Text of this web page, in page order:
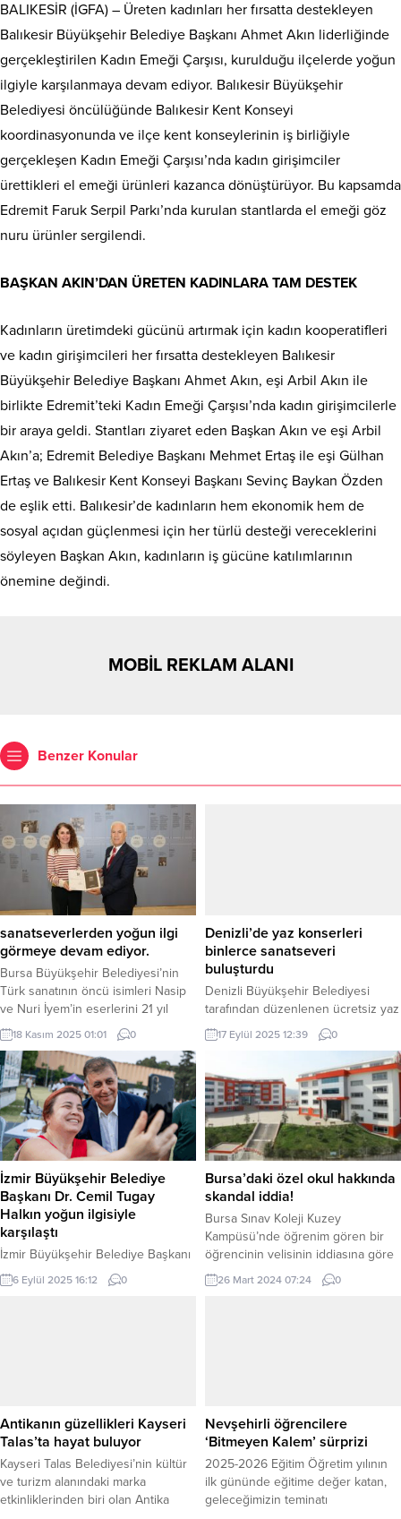
BALIKESİR (İGFA) – Üreten kadınları her fırsatta destekleyen
Balıkesir Büyükşehir Belediye Başkanı Ahmet Akın liderliğinde
gerçekleştirilen Kadın Emeği Çarşısı, kurulduğu ilçelerde yoğun
ilgiyle karşılanmaya devam ediyor. Balıkesir Büyükşehir
Belediyesi öncülüğünde Balıkesir Kent Konseyi
koordinasyonunda ve ilçe kent konseylerinin iş birliğiyle
gerçekleşen Kadın Emeği Çarşısı’nda kadın girişimciler
ürettikleri el emeği ürünleri kazanca dönüştürüyor. Bu kapsamda
Edremit Faruk Serpil Parkı’nda kurulan stantlarda el emeği göz
nuru ürünler sergilendi.
BAŞKAN AKIN’DAN ÜRETEN KADINLARA TAM DESTEK
Kadınların üretimdeki gücünü artırmak için kadın kooperatifleri
ve kadın girişimcileri her fırsatta destekleyen Balıkesir
Büyükşehir Belediye Başkanı Ahmet Akın, eşi Arbil Akın ile
birlikte Edremit’teki Kadın Emeği Çarşısı’nda kadın girişimcilerle
bir araya geldi. Stantları ziyaret eden Başkan Akın ve eşi Arbil
Akın’a; Edremit Belediye Başkanı Mehmet Ertaş ile eşi Gülhan
Ertaş ve Balıkesir Kent Konseyi Başkanı Sevinç Baykan Özden
de eşlik etti. Balıkesir’de kadınların hem ekonomik hem de
sosyal açıdan güçlenmesi için her türlü desteği vereceklerini
söyleyen Başkan Akın, kadınların iş gücüne katılımlarının
önemine değindi.
MOBİL REKLAM ALANI
Benzer Konular
sanatseverlerden yoğun ilgi
görmeye devam ediyor.
Bursa Büyükşehir Belediyesi’nin
Türk sanatının öncü isimleri Nasip
ve Nuri İyem’in eserlerini 21 yıl
sonra bir araya getirerek hazırladığı
‘Gözlerimin Önündesin’ sergisi,
sanatseverlerden yoğun ilgi
görmeye devam ediyor. Bursa
Büyükşehir Belediyesi, Tayyare
Kültür Merkezi’ndeki ‘Gözlerimin
Önündesin’ sergisiyle Nasip
İyem’in seramik ve pişmiş toprak
eserlerini, Nuri İyem’in resimlerini
ve çiftin yaşamlarına...
18 Kasım 2025 01:01 0
Denizli’de yaz konserleri
binlerce sanatseveri
buluşturdu
Denizli Büyükşehir Belediyesi
tarafından düzenlenen ücretsiz yaz
konserleri, merkez ve ilçelerde
sanatseverlere unutulmaz bir yaz
yaşattı. DENİZLİ (İGFA) – Denizli
Büyükşehir Belediyesi’nin
düzenlediği yaz konserleri, bu yıl
kenti adeta bir açık hava festivaline
dönüştürdü. Denizli merkez ve
ilçelerinde düzenlenen konserler,
farklı müzik türlerinden eserlerle
binlerce kişiyi bir araya getirdi.
Adalet...
17 Eylül 2025 12:39 0
İzmir Büyükşehir Belediye
Başkanı Dr. Cemil Tugay
Halkın yoğun ilgisiyle
karşılaştı
İzmir Büyükşehir Belediye Başkanı
Dr. Cemil Tugay, 94. İzmir
Enternasyonal Fuarı’nda (İEF)
fotoğraf çekildi. İzmir Büyükşehir
Belediyesi, Kültürpark’ta yapılan 94.
İzmir Enternasyonal Fuarı...
6 Eylül 2025 16:12 0
Bursa’daki özel okul hakkında
skandal iddia!
Bursa Sınav Koleji Kuzey
Kampüsü’nde öğrenim gören bir
öğrencinin velisinin iddiasına göre
okulun yemekhanesinde
öğrencilere, tarihi geçmiş ayran ve
oldukça önemli fakat iddiaya göre
Bursa Sınav Koleji Kuzey
Kampüsü’nde öğrenciler...
26 Mart 2024 07:24 0
Antikanın güzellikleri Kayseri
Talas’ta hayat buluyor
Kayseri Talas Belediyesi’nin kültür
ve turizm alanındaki marka
etkinliklerinden biri olan Antika
Nevşehirli öğrencilere
‘Bitmeyen Kalem’ sürprizi
2025-2026 Eğitim Öğretim yılının
ilk gününde eğitime değer katan,
geleceğimizin teminatı